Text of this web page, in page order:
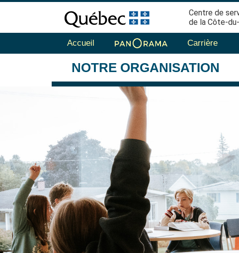
Centre de
de la Côte-
Accueil Carrière
NOTRE ORGANISATION